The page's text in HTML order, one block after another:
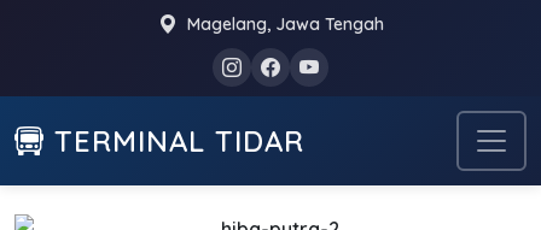
Magelang, Jawa Tengah
TERMINAL TIDAR